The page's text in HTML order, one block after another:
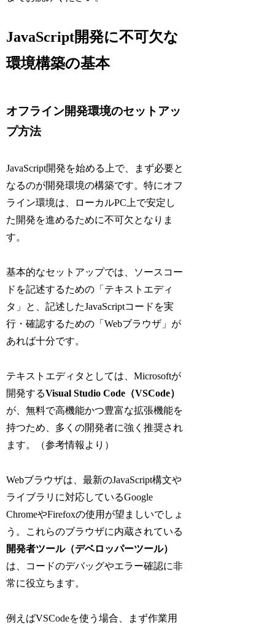
JavaScript開発に不可欠な
環境構築の基本
オフライン開発環境のセットアッ
プ方法
JavaScript開発を始める上で、まず必要と
なるのが開発環境の構築です。特にオフ
ライン環境は、ローカルPC上で安定し
た開発を進めるために不可欠となりま
す。
基本的なセットアップでは、ソースコー
ドを記述するための「テキストエディ
タ」と、記述したJavaScriptコードを実
行・確認するための「Webブラウザ」が
あれば十分です。
テキストエディタとしては、Microsoftが
開発するVisual Studio Code（VSCode）
が、無料で高機能かつ豊富な拡張機能を
持つため、多くの開発者に強く推奨され
ます。（参考情報より）
Webブラウザは、最新のJavaScript構文や
ライブラリに対応しているGoogle
ChromeやFirefoxの使用が望ましいでしょ
う。これらのブラウザに内蔵されている
開発者ツール（デベロッパーツール）
は、コードのデバッグやエラー確認に非
常に役立ちます。
例えばVSCodeを使う場合、まず作業用